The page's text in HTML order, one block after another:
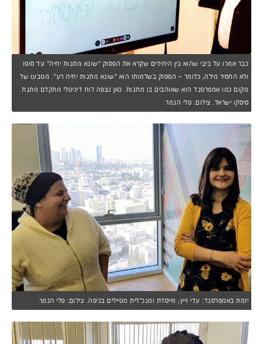
כבר אמרו על ביבי שהוא בין היחידים שקרא את הפסוק "שונא מתנות יחיה" עד סופו
ולא החסיר מילה, כלומר – הפסוק בשלמותו הוא "שונא מתנות יחיה רע". מטבעו של
מקום כמו אמפרסנד הוא שאוהבים בו מתנות. כאן נצפה לוח דיגיטלי מתקדם מתנת
סיסקו ישראל. צילום: פלי הנמר
יזמת באמפרסנד: עדי וייץ, מייסדת ומנכ"לית מטיילים בכיפה. צילום: פלי הנמר